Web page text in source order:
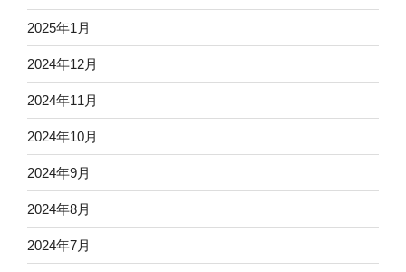
2025年1月
2024年12月
2024年11月
2024年10月
2024年9月
2024年8月
2024年7月